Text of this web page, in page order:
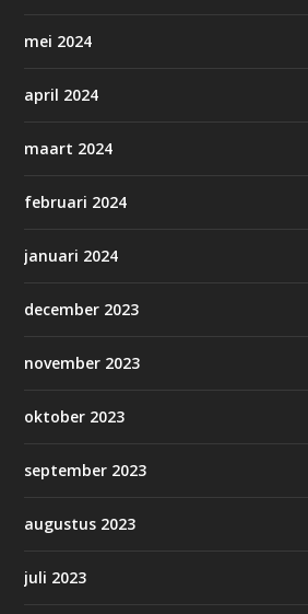
mei 2024
april 2024
maart 2024
februari 2024
januari 2024
december 2023
november 2023
oktober 2023
september 2023
augustus 2023
juli 2023